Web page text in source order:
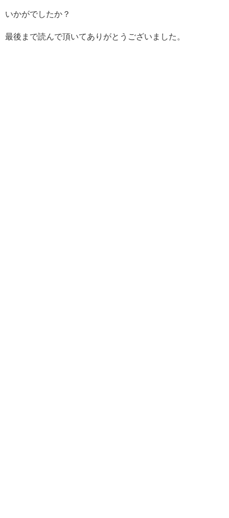
いかがでしたか？
最後まで読んで頂いてありがとうございました。